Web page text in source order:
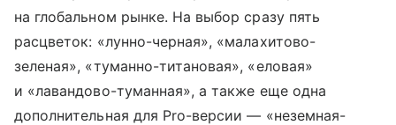
на глобальном рынке. На выбор сразу пять
расцветок: «лунно-черная», «малахитово-
зеленая», «туманно-титановая», «еловая»
и «лавандово-туманная», а также еще одна
дополнительная для Pro-версии — «неземная-